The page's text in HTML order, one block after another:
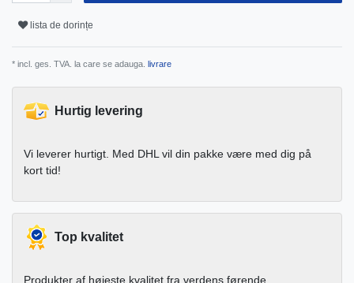
lista de dorințe
* incl. ges. TVA. la care se adauga. livrare
Hurtig levering
Vi leverer hurtigt. Med DHL vil din pakke være med dig på
kort tid!
Top kvalitet
Produkter af højeste kvalitet fra verdens førende